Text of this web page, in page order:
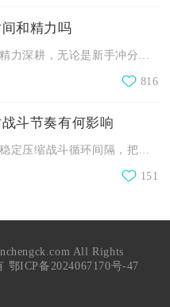
和精力吗
瓦罗兰特奇乐值得投入充足时间与精力深耕，无论是新手冲分、中端...
816
斗节奏有何影响
熟练运用古战场各类操作技巧能够稳定压缩战斗循环间隔，把控输出...
151
All Rights
鄂ICP备2024067170号-47